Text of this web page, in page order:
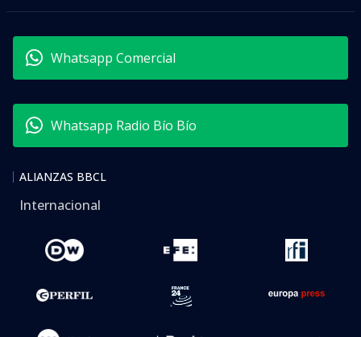
Whatsapp Comercial
Whatsapp Radio Bío Bío
ALIANZAS BBCL
Internacional